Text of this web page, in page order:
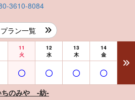
3610-8084
プラン一覧
11
火
12
水
13
木
14
金
ちのみや -紡-